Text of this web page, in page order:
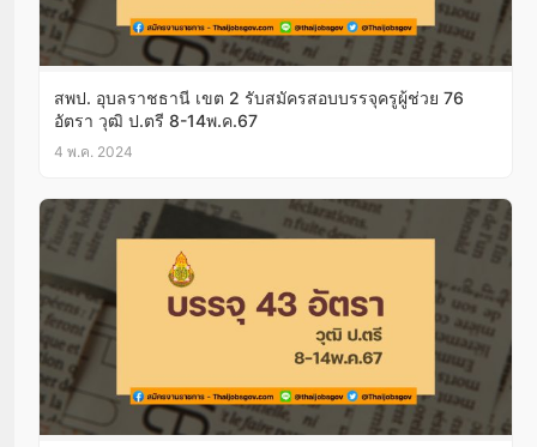
สพป. อุบลราชธานี เขต 2 รับสมัครสอบบรรจุครูผู้ช่วย 76
อัตรา วุฒิ ป.ตรี 8-14พ.ค.67
4 พ.ค. 2024